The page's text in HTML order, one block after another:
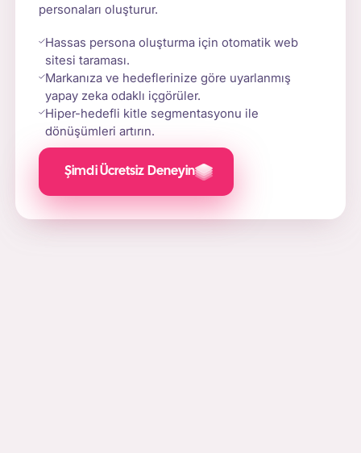
personaları oluşturur.
Hassas persona oluşturma için otomatik web
sitesi taraması.
Markanıza ve hedeflerinize göre uyarlanmış
yapay zeka odaklı içgörüler.
Hiper-hedefli kitle segmentasyonu ile
dönüşümleri artırın.
Şimdi Ücretsiz Deneyin